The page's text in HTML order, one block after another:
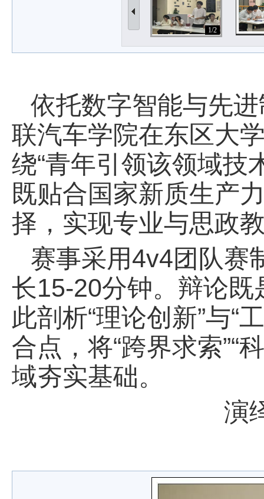
1/2
依托数字智能与先
联汽车学院在东区大
绕“青年引领该领域技
既贴合国家新质生产
择，实现专业与思政
赛事采用4v4团队赛
长15-20分钟。辩论
此剖析“理论创新”与“
合点，将“跨界求索”“
域夯实基础。
演